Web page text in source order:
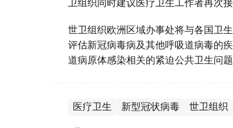
世卫组织欧洲区域办事处将与各国卫
评估新冠病毒病及其他呼吸道病毒的
道病原体感染相关的紧迫公共卫生问题
医疗卫生 新型冠状病毒 世卫组织